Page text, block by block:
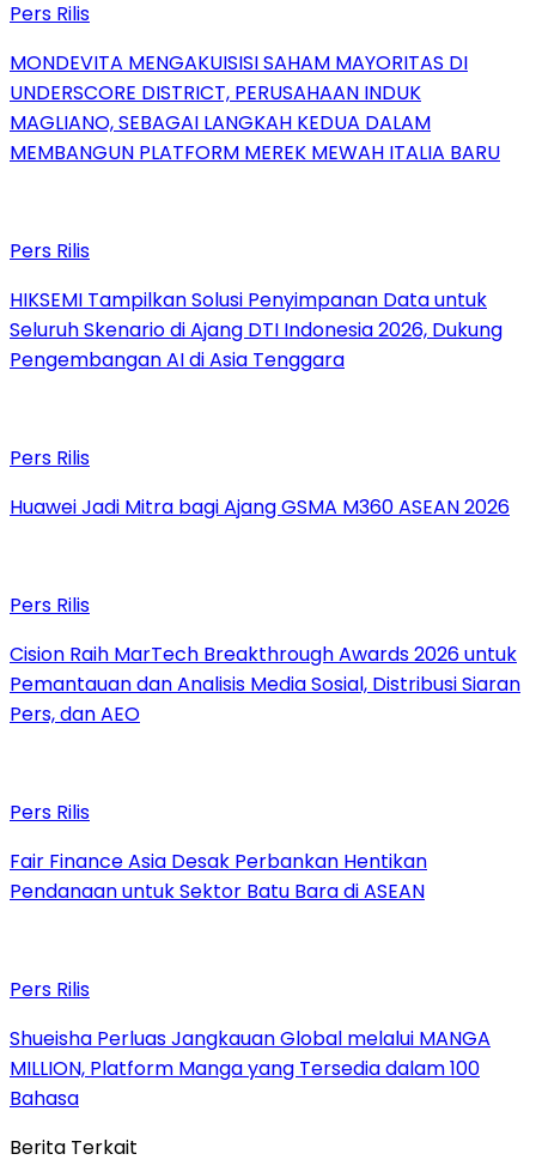
Pers Rilis
MONDEVITA MENGAKUISISI SAHAM MAYORITAS DI
UNDERSCORE DISTRICT, PERUSAHAAN INDUK
MAGLIANO, SEBAGAI LANGKAH KEDUA DALAM
MEMBANGUN PLATFORM MEREK MEWAH ITALIA BARU
Pers Rilis
HIKSEMI Tampilkan Solusi Penyimpanan Data untuk
Seluruh Skenario di Ajang DTI Indonesia 2026, Dukung
Pengembangan AI di Asia Tenggara
Pers Rilis
Huawei Jadi Mitra bagi Ajang GSMA M360 ASEAN 2026
Pers Rilis
Cision Raih MarTech Breakthrough Awards 2026 untuk
Pemantauan dan Analisis Media Sosial, Distribusi Siaran
Pers, dan AEO
Pers Rilis
Fair Finance Asia Desak Perbankan Hentikan
Pendanaan untuk Sektor Batu Bara di ASEAN
Pers Rilis
Shueisha Perluas Jangkauan Global melalui MANGA
MILLION, Platform Manga yang Tersedia dalam 100
Bahasa
Berita Terkait